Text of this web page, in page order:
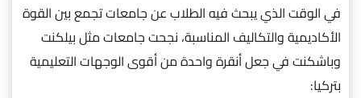
في الوقت الذي يبحث فيه الطلاب عن جامعات تجمع بين القوة
الأكاديمية والتكاليف المناسبة، نجحت جامعات مثل بيلكنت
وباشكنت في جعل أنقرة واحدة من أقوى الوجهات التعليمية
بتركيا: